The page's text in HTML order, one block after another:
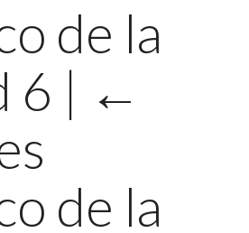
de la
6 | ←
de la